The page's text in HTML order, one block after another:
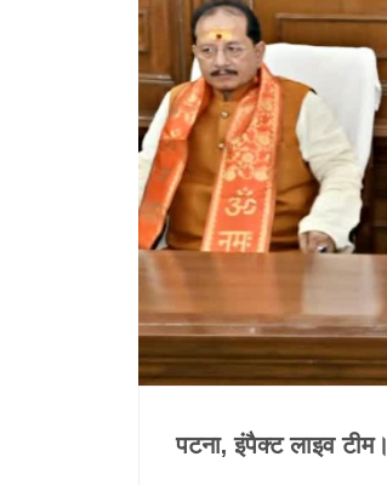
पटना, इंपैक्ट लाइव टीम।